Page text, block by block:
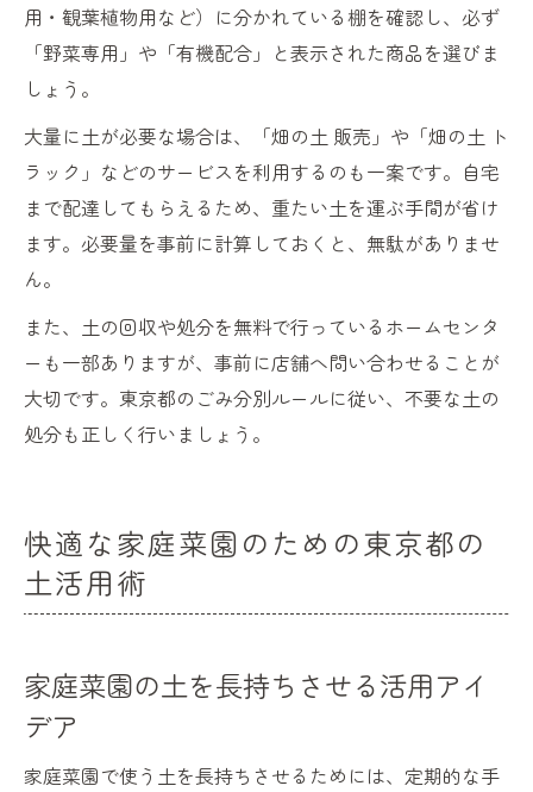
用・観葉植物用など）に分かれている棚を確認し、必ず
「野菜専用」や「有機配合」と表示された商品を選びま
しょう。
大量に土が必要な場合は、「畑の土 販売」や「畑の土 ト
ラック」などのサービスを利用するのも一案です。自宅
まで配達してもらえるため、重たい土を運ぶ手間が省け
ます。必要量を事前に計算しておくと、無駄がありませ
ん。
また、土の回収や処分を無料で行っているホームセンタ
ーも一部ありますが、事前に店舗へ問い合わせることが
大切です。東京都のごみ分別ルールに従い、不要な土の
処分も正しく行いましょう。
快適な家庭菜園のための東京都の
土活用術
家庭菜園の土を長持ちさせる活用アイ
デア
家庭菜園で使う土を長持ちさせるためには、定期的な手